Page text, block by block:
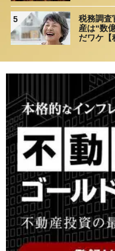
5
税務調査
産は“数
だワケ【